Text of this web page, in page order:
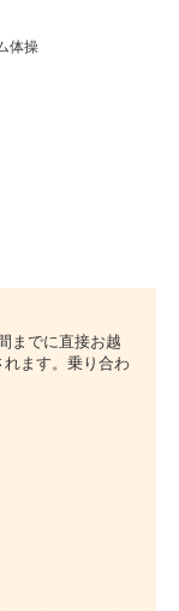
体操
までに直接お越
ます。乗り合わ